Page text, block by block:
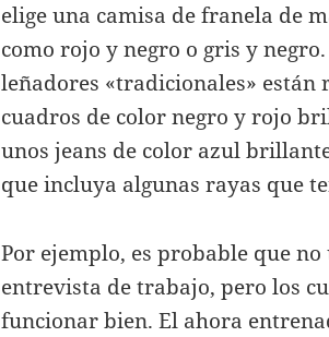
elige una camisa de franela de
como rojo y negro o gris y
leñadores «tradicionales» están
cuadros de color negro y rojo
unos jeans de color azul
que incluya algunas rayas que
Por ejemplo, es probable que
entrevista de trabajo, pero los
funcionar bien. El ahora